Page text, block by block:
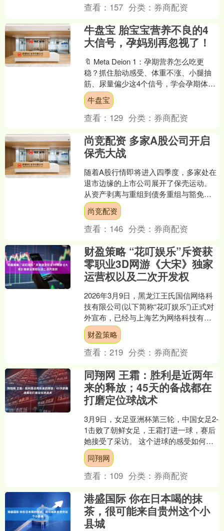
查看： 157 分类： 券商配资
牛盘宝 胎宝宝营养不良的4
大信号，孕妈别再忽视了！
🔖 Meta Deion 1：孕期营养怎么吃更
稳？抓住胎动感受、体重不涨、小腿抽
筋、尿量偏少这4个信号，学会孕期体重
管理与孕期营养餐建议，轻松搭出均衡
餐盘。 🔖....
牛盘宝
查看： 129 分类： 券商配资
尚竞配资 多家A股公司开启
保壳大战
随着A股行情即将进入四季度，多家处在
退市边缘的上市公司展开了保壳运动。
从资产剥离与重组到债务重组与豁免，
从通过并购优质资产夯实主业到引入战
略投资者优化治理，资....
尚竞配资
查看： 146 分类： 券商配资
财盈策略 “花叮娱乐”斥资获
零职业3D网游《大宋》独家
运营权以及二次开发权
2026年3月9日，黑龙江王氏国信网络科
技有限公司(以下简称“花叮娱乐”)正式对
外宣布，已经与上海艺为网络科技有限
公司达成战略合作协议，获得旗下3D零
职业武侠经....
财盈策略
查看：219 分类： 券商配资
同翔网 王霜：胜利是近两年
来的释放；45天的备战都在
打磨定位球战术
3月9日，女足亚洲杯第三轮，中国女足2-
1击败了朝鲜女足，王霜打进一球，赛后
她接受了采访。 这个进球的感受如何，
是否得到了内心的释放 我觉得这一个进
球，包括这一....
同翔网
查看： 109 分类： 券商配资
港盛国际 你在日本喝的抹
茶，很可能来自贵州这个小
县城